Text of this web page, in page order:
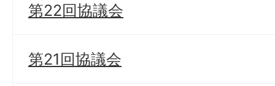
第22回協議会
第21回協議会